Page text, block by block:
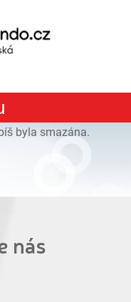
byla smazána.
nás